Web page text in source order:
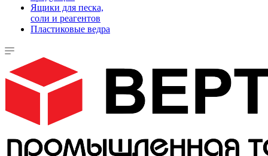
Ящики для песка,
соли и реагентов
Пластиковые ведра